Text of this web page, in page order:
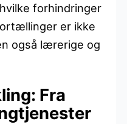
forhindringer
er ikke
også lærerige og
Fra